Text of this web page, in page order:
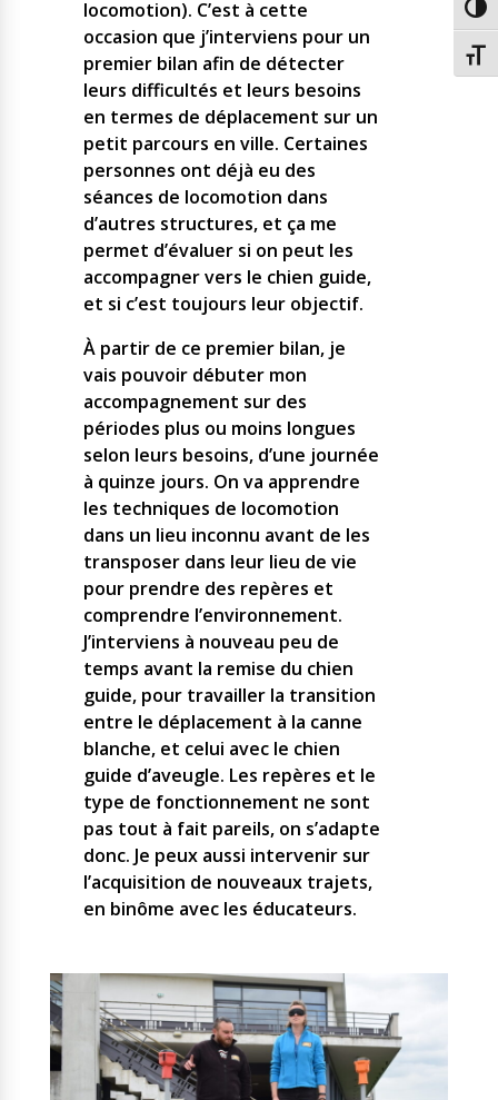
locomotion). C’est à cette
occasion que j’interviens pour un
premier bilan afin de détecter
leurs difficultés et leurs besoins
en termes de déplacement sur un
petit parcours en ville. Certaines
personnes ont déjà eu des
séances de locomotion dans
d’autres structures, et ça me
permet d’évaluer si on peut les
accompagner vers le chien guide,
et si c’est toujours leur objectif.
À partir de ce premier bilan, je
vais pouvoir débuter mon
accompagnement sur des
périodes plus ou moins longues
selon leurs besoins, d’une journée
à quinze jours. On va apprendre
les techniques de locomotion
dans un lieu inconnu avant de les
transposer dans leur lieu de vie
pour prendre des repères et
comprendre l’environnement.
J’interviens à nouveau peu de
temps avant la remise du chien
guide, pour travailler la transition
entre le déplacement à la canne
blanche, et celui avec le chien
guide d’aveugle. Les repères et le
type de fonctionnement ne sont
pas tout à fait pareils, on s’adapte
donc. Je peux aussi intervenir sur
l’acquisition de nouveaux trajets,
en binôme avec les éducateurs.